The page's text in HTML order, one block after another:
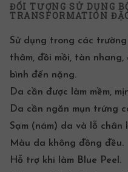
ĐỐI TƯỢNG SỬ DỤNG
TRANSFORMATION
Sử dụng trong các
thâm, đồi mồi, tàn
bình đến nặng.
Da cần được làm mềm,
Da cần ngăn mụn trứng
Sạm (nám) da và
lỗ chân
Màu da không đồng đều.
Hỗ trợ khi làm Blue Peel.